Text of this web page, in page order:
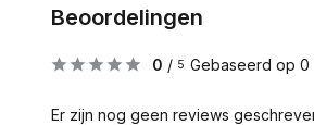
Beoordelingen
0 / 5 Gebaseerd op
Er zijn nog geen reviews